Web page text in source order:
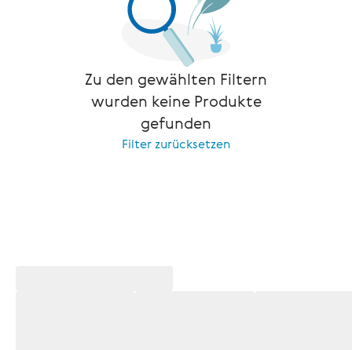
Zu den gewählten Filtern
wurden keine Produkte
gefunden
Filter zurücksetzen